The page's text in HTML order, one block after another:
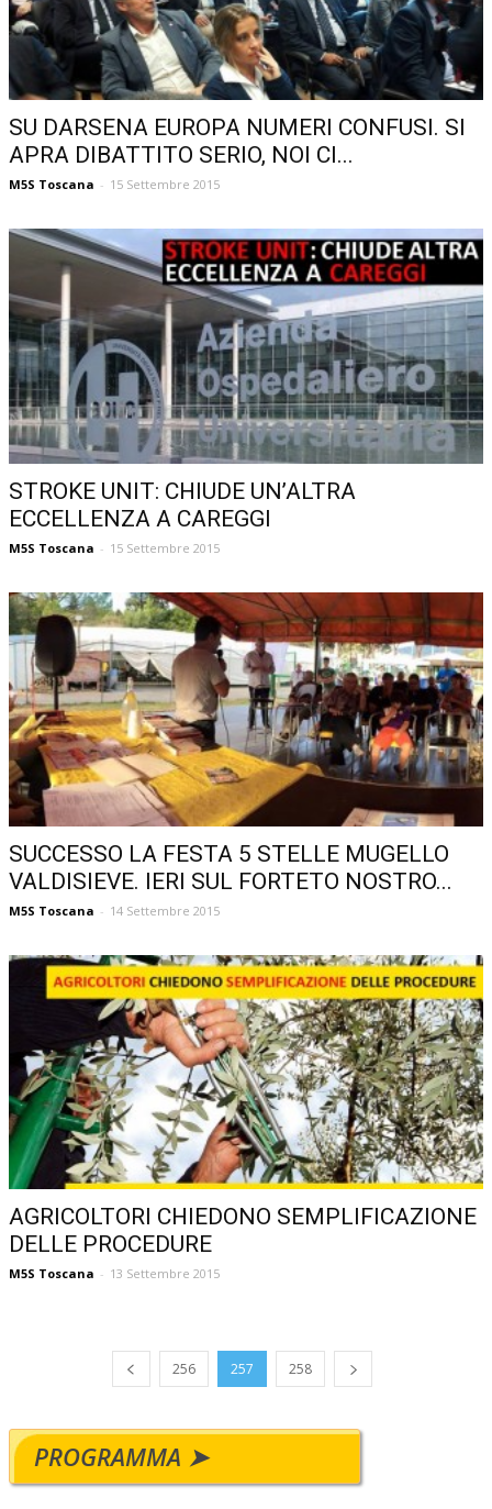
SU DARSENA EUROPA NUMERI CONFUSI. SI
APRA DIBATTITO SERIO, NOI CI...
M5S Toscana - 15 Settembre 2015
STROKE UNIT: CHIUDE UN’ALTRA
ECCELLENZA A CAREGGI
M5S Toscana - 15 Settembre 2015
SUCCESSO LA FESTA 5 STELLE MUGELLO
VALDISIEVE. IERI SUL FORTETO NOSTRO...
M5S Toscana - 14 Settembre 2015
AGRICOLTORI CHIEDONO SEMPLIFICAZIONE
DELLE PROCEDURE
M5S Toscana - 13 Settembre 2015
256 257 258
PROGRAMMA ➤